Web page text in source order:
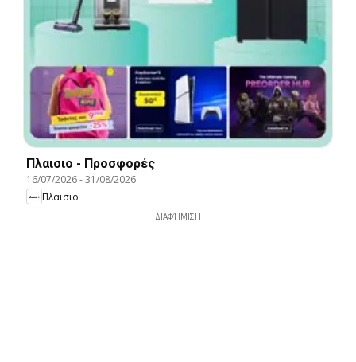
Πλαισιο - Προσφορές
16/07/2026-31/08/2026
Πλαισιο
ΔΙΑΦΉΜΙΣΗ